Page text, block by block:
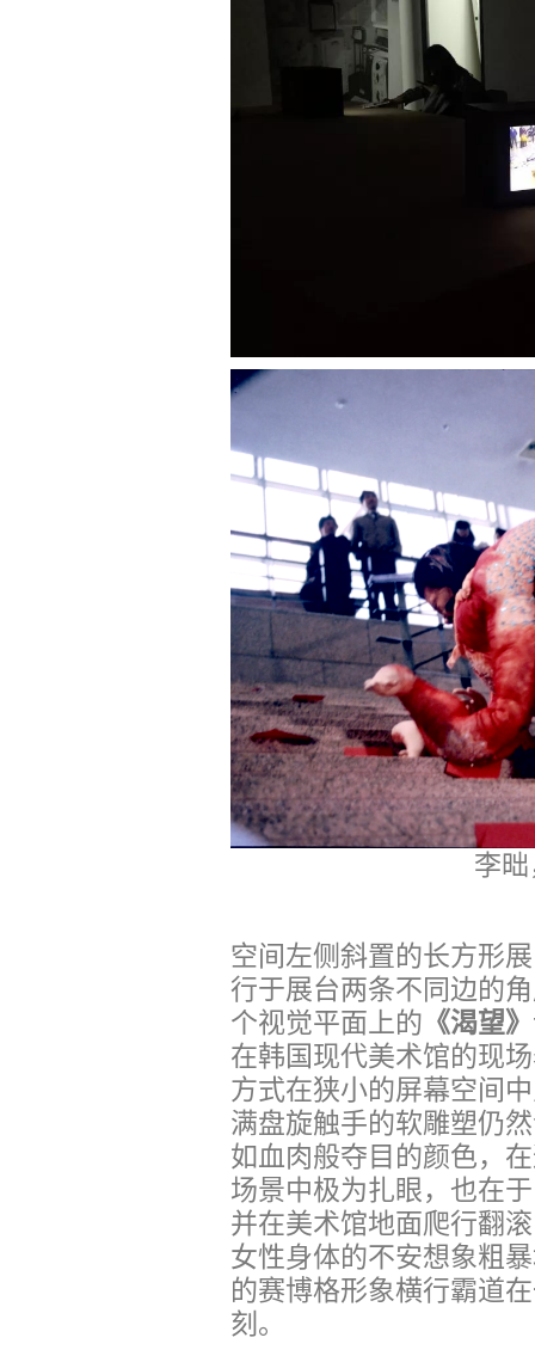
李
空间左侧斜置的长方形
行于展台两条不同边的
个视觉平面上的 《渴望》
在韩国现代美术馆的现
方式在狭小的屏幕空间
满盘旋触手的软雕塑仍
如血肉般夺目的颜色，
场景中极为扎眼，也在
并在美术馆地面爬行翻
女性身体的不安想象粗
的赛博格形象横行霸道
刻。